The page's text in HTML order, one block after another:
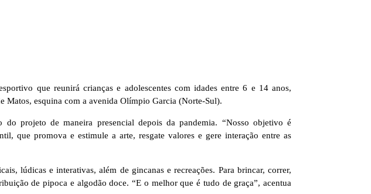
que reunirá crianças e adolescentes com idades entre 6 e 14 anos,
Matos, esquina com a avenida Olímpio Garcia (Norte-Sul).
projeto de maneira presencial depois da pandemia. “Nosso objetivo é
que promova e estimule a arte, resgate valores e gere interação entre as
lúdicas e interativas, além de gincanas e recreações. Para brincar, correr,
de pipoca e algodão doce. “E o melhor que é tudo de graça”, acentua